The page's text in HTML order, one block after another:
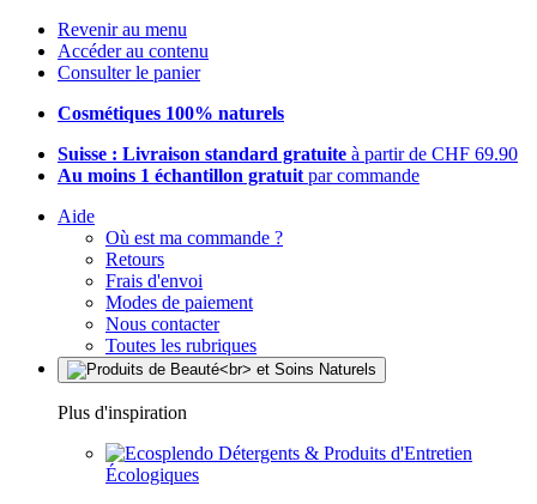
Revenir au menu
Accéder au contenu
Consulter le panier
Cosmétiques 100% naturels
Suisse : Livraison standard gratuite à partir de CHF 69.90
Au moins 1 échantillon gratuit par commande
Aide
Où est ma commande ?
Retours
Frais d'envoi
Modes de paiement
Nous contacter
Toutes les rubriques
Plus d'inspiration
Détergents & Produits d'Entretien
Écologiques